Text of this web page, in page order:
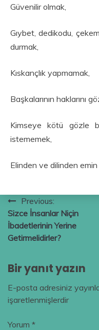
Güvenilir olmak,
Gıybet, dedikodu,
durmak,
Kıskançlık yapmamak,
Başkalarının haklarını
Kimseye kötü gözle
istememek,
Elinden ve dilinden
Yazı
gezinmesi
Previous:
Sizce İnsanlar Niçin
İbadetlerinin Yerine
Getirmelidirler?
Bir yanıt yazın
E-posta adresiniz
işaretlenmişlerdir
Yorum *